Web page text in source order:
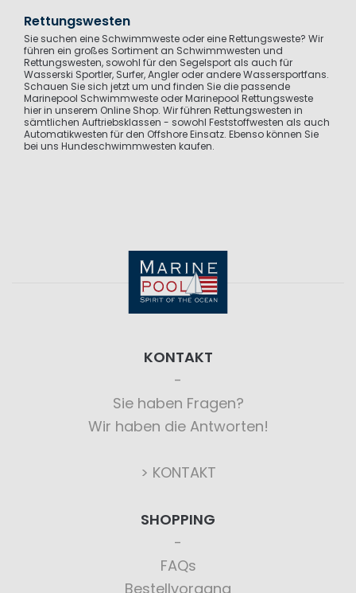
Rettungswesten
Sie suchen eine Schwimmweste oder eine Rettungsweste? Wir
führen ein großes Sortiment an Schwimmwesten und
Rettungswesten, sowohl für den Segelsport als auch für
Wasserski Sportler, Surfer, Angler oder andere Wassersportfans.
Schauen Sie sich jetzt um und finden Sie die passende
Marinepool Schwimmweste oder Marinepool Rettungsweste
hier in unserem Online Shop. Wir führen Rettungswesten in
sämtlichen Auftriebsklassen - sowohl Feststoffwesten als auch
Automatikwesten für den Offshore Einsatz. Ebenso können Sie
bei uns Hundeschwimmwesten kaufen.
KONTAKT
Sie haben Fragen?
Wir haben die Antworten!
> KONTAKT
SHOPPING
FAQs
Bestellvorgang